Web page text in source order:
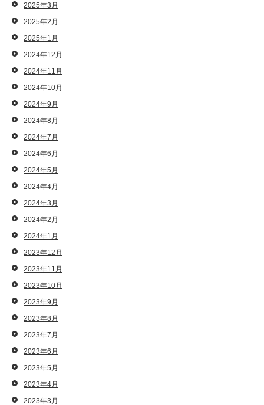
2025年3月
2025年2月
2025年1月
2024年12月
2024年11月
2024年10月
2024年9月
2024年8月
2024年7月
2024年6月
2024年5月
2024年4月
2024年3月
2024年2月
2024年1月
2023年12月
2023年11月
2023年10月
2023年9月
2023年8月
2023年7月
2023年6月
2023年5月
2023年4月
2023年3月